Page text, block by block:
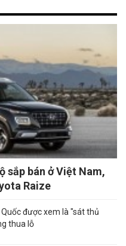
sắp bán ở Việt Nam,
Raize
được xem là "sát thủ
thua lỗ